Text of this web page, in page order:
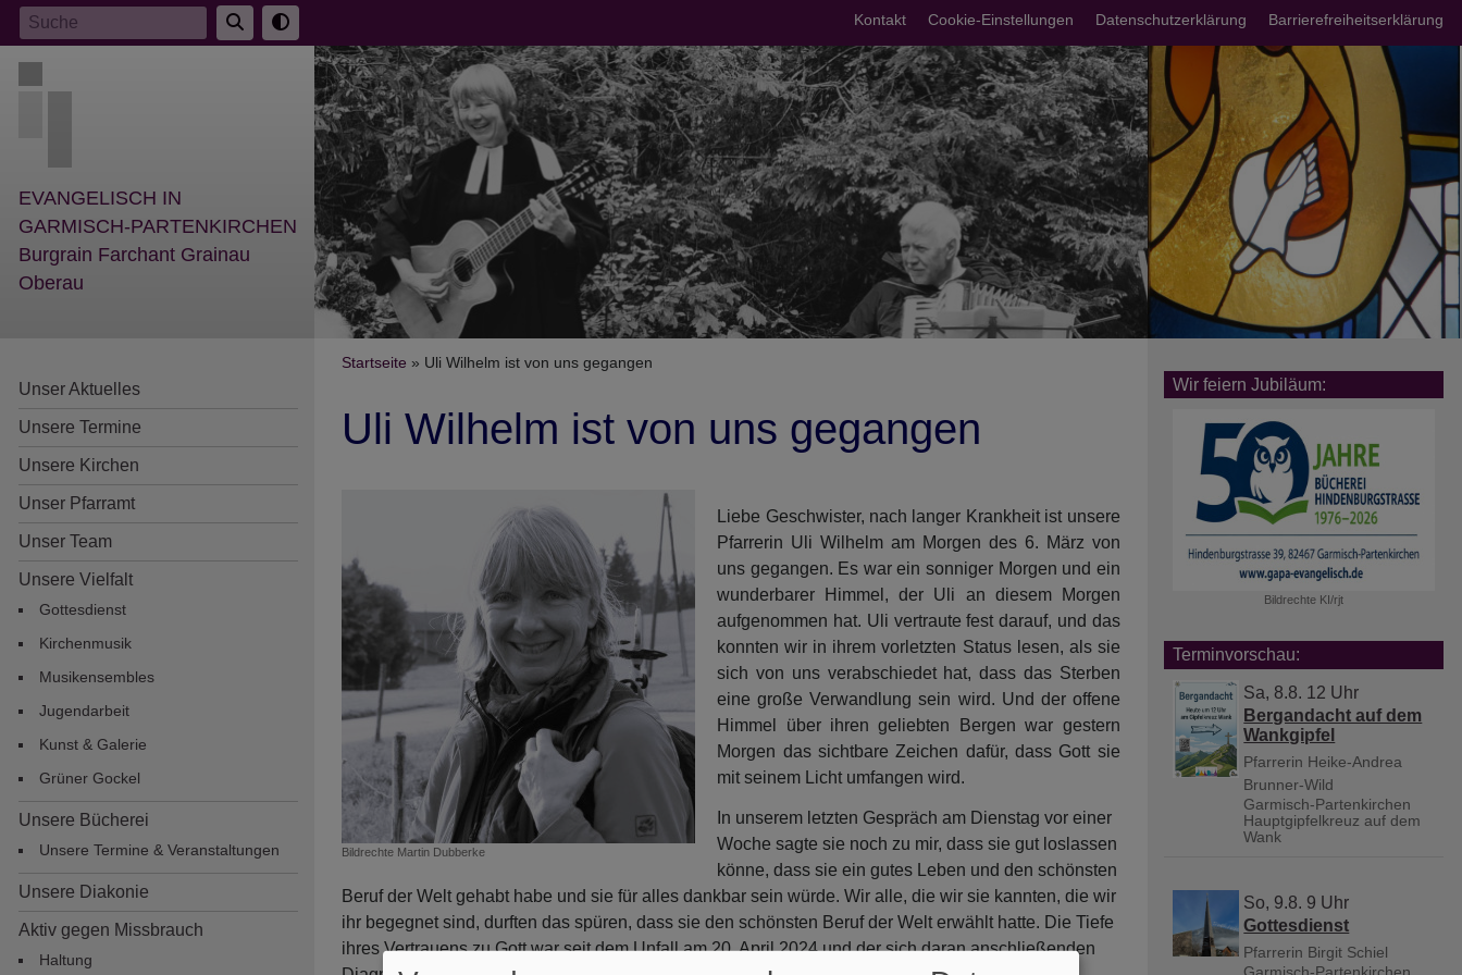
Direkt
zum
Inhalt
Fußbereichsmenü
Kontakt Cookie-Einstellungen Datenschutzerklärung Barrierefreiheitserklärung
EVANGELISCH IN
GARMISCH-PARTENKIRCHEN
Burgrain Farchant Grainau
Oberau
Hauptnavigation
Unser Aktuelles
Unsere Termine
Unsere Kirchen
Unser Pfarramt
Unser Team
Unsere Vielfalt
Gottesdienst
Kirchenmusik
Musikensembles
Jugendarbeit
Kunst & Galerie
Grüner Gockel
Unsere Bücherei
Unsere Termine & Veranstaltungen
Unsere Diakonie
Aktiv gegen Missbrauch
Haltung
Breadcrumb
Startseite Uli Wilhelm ist von uns gegangen
Uli Wilhelm ist von uns gegangen
Bildrechte Martin Dubberke
Liebe Geschwister, nach langer Krankheit ist unsere
Pfarrerin Uli Wilhelm am Morgen des 6. März von
uns gegangen. Es war ein sonniger Morgen und ein
wunderbarer Himmel, der Uli an diesem Morgen
aufgenommen hat. Uli vertraute fest darauf, und das
konnten wir in ihrem vorletzten Status lesen, als sie
sich von uns verabschiedet hat, dass das Sterben
eine große Verwandlung sein wird. Und der offene
Himmel über ihren geliebten Bergen war gestern
Morgen das sichtbare Zeichen dafür, dass Gott sie
mit seinem Licht umfangen wird.
In unserem letzten Gespräch am Dienstag vor einer
Woche sagte sie noch zu mir, dass sie gut loslassen
könne, dass sie ein gutes Leben und den schönsten
Beruf der Welt gehabt habe und sie für alles dankbar sein würde. Wir alle, die wir sie kannten, die wir
ihr begegnet sind, durften das spüren, dass sie den schönsten Beruf der Welt erwählt hatte. Die Tiefe
ihres Vertrauens zu Gott war seit dem Unfall am 20. April 2024 und der sich daran anschließenden
Wir feiern Jubiläum:
Bildrechte KI/rjt
Terminvorschau:
Sa, 8.8. 12 Uhr
Bergandacht auf dem
Wankgipfel
Pfarrerin Heike-Andrea
Brunner-Wild
Garmisch-Partenkirchen
Hauptgipfelkreuz auf dem
Wank
So, 9.8. 9 Uhr
Gottesdienst
Pfarrerin Birgit Schiel
Garmisch-Partenkirchen